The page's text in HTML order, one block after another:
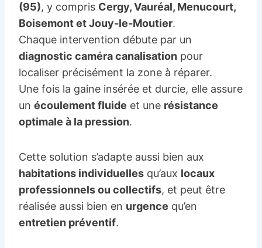
(95), y compris Cergy, Vauréal, Menucourt,
Boisemont et Jouy-le-Moutier.
Chaque intervention débute par un
diagnostic caméra canalisation pour
localiser précisément la zone à réparer.
Une fois la gaine insérée et durcie, elle assure
un écoulement fluide et une résistance
optimale à la pression.
Cette solution s’adapte aussi bien aux
habitations individuelles qu’aux locaux
professionnels ou collectifs, et peut être
réalisée aussi bien en urgence qu’en
entretien préventif.